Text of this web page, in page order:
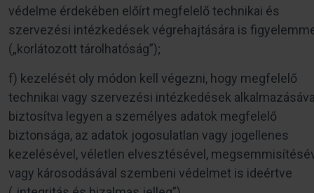
védelme érdekében előírt megfelelő technikai és
szervezési intézkedések végrehajtására is
(„korlátozott tárolhatóság”);
f) kezelését oly módon kell végezni, hogy megfelelő
technikai vagy szervezési intézkedések
biztosítva legyen a személyes adatok megfelelő
biztonsága, az adatok jogosulatlan vagy jogellenes
kezelésével, véletlen elvesztésével,
vagy károsodásával szembeni védelmet is ideértve